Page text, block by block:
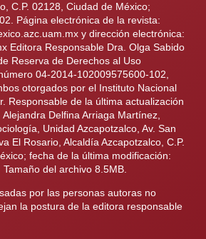
C.P. 02128, Ciudad de México;
Página electrónica de la revista:
y dirección electrónica:
Editora Responsable Dra. Olga Sabido
Reserva de Derechos al Uso
04-2014-102009575600-102,
otorgados por el Instituto Nacional
Responsable de la última actualización
Delfina Arriaga Martínez,
Unidad Azcapotzalco, Av. San
El Rosario, Alcaldía Azcapotzalco, C.P.
fecha de la última modificación:
del archivo 8.5MB.
por las personas autoras no
la postura de la editora responsable